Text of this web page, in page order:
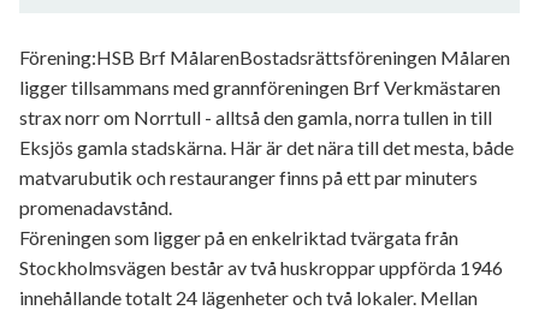
Förening:HSB Brf MålarenBostadsrättsföreningen Målaren
ligger tillsammans med grannföreningen Brf Verkmästaren
strax norr om Norrtull - alltså den gamla, norra tullen in till
Eksjös gamla stadskärna. Här är det nära till det mesta, både
matvarubutik och restauranger finns på ett par minuters
promenadavstånd.
Föreningen som ligger på en enkelriktad tvärgata från
Stockholmsvägen består av två huskroppar uppförda 1946
innehållande totalt 24 lägenheter och två lokaler. Mellan